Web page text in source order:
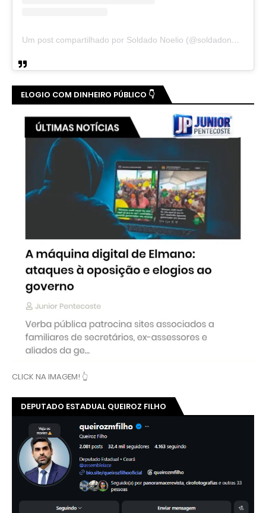
Um post compartilhado por Soldado Noelio (@soldadonoelio)
ELOGIO COM DINHEIRO PÚBLICO 👇
CLICK NA IMAGEM! 👆
DEPUTADO ESTADUAL QUEIROZ FILHO